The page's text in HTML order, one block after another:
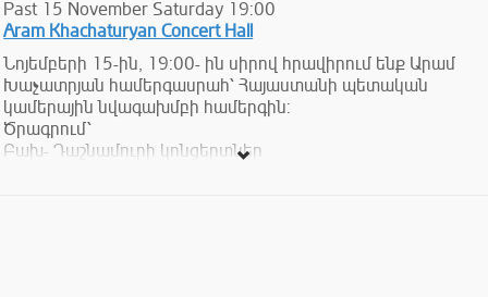
Past 15 November Saturday 19:00
Aram Khachaturyan Concert Hall
Նոյեմբերի 15-ին, 19:00- ին սիրով հրավիրում ենք Արամ
Խաչատրյան համերգասրահ՝ Հայաստանի պետական
կամերային նվագախմբի համերգին:
Ծրագրում՝
Բախ- Դաշնամուրի կոնցերտներ